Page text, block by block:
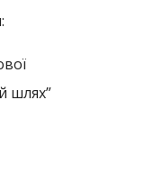
шлях”